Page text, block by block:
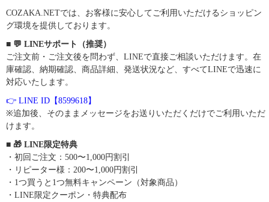
COZAKA.NETでは、お客様に安心してご利用いただけるショッピン
グ環境を提供しております。
■ 💬 LINEサポート（推奨）
ご注文前・ご注文後を問わず、LINEで直接ご相談いただけます。在
庫確認、納期確認、商品詳細、発送状況など、すべてLINEで迅速に
対応いたします。
👉 LINE ID【8599618】
※追加後、そのままメッセージをお送りいただくだけでご利用いただ
けます。
■ 🎁 LINE限定特典
・初回ご注文：500〜1,000円割引
・リピーター様：200〜1,000円割引
・1つ買うと1つ無料キャンペーン（対象商品）
・LINE限定クーポン・特典配布